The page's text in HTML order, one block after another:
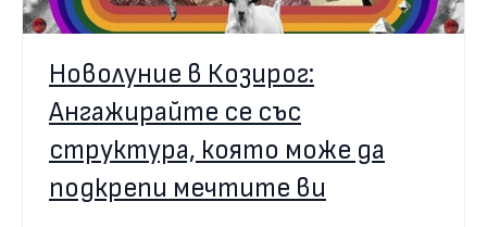
Новолуние в Козирог:
Ангажирайте се със
структура, която може да
подкрепи мечтите ви